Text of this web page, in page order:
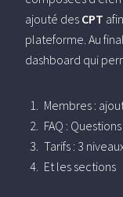
ajouté des CPT
plateforme. Au
dashboard qui
Membres :
FAQ :
Tarifs : 3
Et les sections